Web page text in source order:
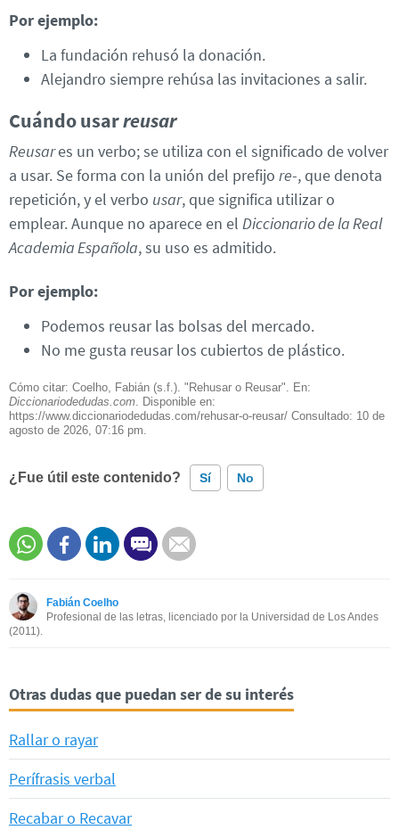
Por ejemplo:
La fundación rehusó la donación.
Alejandro siempre rehúsa las invitaciones a salir.
Cuándo usarreusar
Reusares un verbo; se utiliza con el significado de volver
a usar. Se forma con la unión del prefijo re-, que denota
repetición, y el verbo usar, que significa utilizar o
emplear. Aunque no aparece en el Diccionario de la Real
Academia Española, su uso es admitido.
Por ejemplo:
Podemos reusar las bolsas del mercado.
No me gusta reusar los cubiertos de plástico.
Cómo citar: Coelho, Fabián (s.f.). "Rehusar o Reusar". En:
Diccionariodedudas.com. Disponible en:
https://www.diccionariodedudas.com/rehusar-o-reusar/ Consultado: 10 de
agosto de 2026, 07:16 pm.
¿Fue útil este contenido? Sí No
Este contenido contiene información incorrecta
OtroFabián Coelho
Profesional de las letras, licenciado por la Universidad de Los Andes
(2011).
Otras dudas que puedan ser de su interés
Rallar o rayar
Perífrasis verbal
Recabar o Recavar